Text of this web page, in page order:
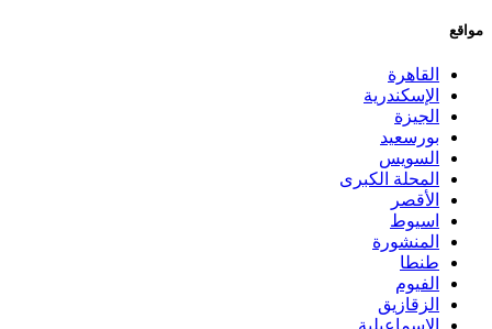
مواقع
القاهرة
الإسكندرية
الجيزة
بورسعيد
السويس
المحلة الكبرى
الأقصر
اسيوط
المنشورة
طنطا
الفيوم
الزقازيق
الإسماعيلية